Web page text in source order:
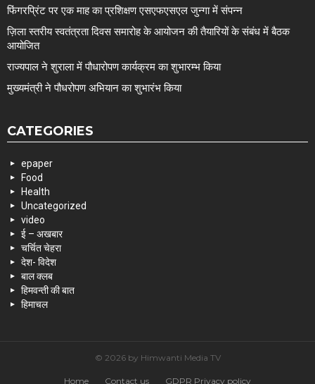
फिंगरप्रिंट पर एक माह का प्रशिक्षण एसएफएसएल जुन्गा में संपन्न
ज़िला स्तरीय स्वतंत्रता दिवस समारोह के आयोजन की तैयारियों के संबंध में बैठक
आयोजित
राज्यपाल ने शुराला में पौधारोपण कार्यक्रम का शुभारम्भ किया
मुख्यमंत्री ने पौधरोपण अभियान का शुभारंभ किया
CATEGORIES
epaper
Food
Health
Uncategorized
video
ई – अखबार
चर्चित चेहरा
देश- विदेश
बाल क्लब
हिमवन्ती की बात
हिमाचल
© 2026 by Himwanti Media TV
Home Contact us GDPR Privacy policy